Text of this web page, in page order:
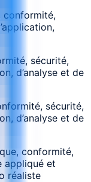
conformité,
sécurité,
d’analyse et de
sécurité,
d’analyse et de
conformité,
appliqué et
réaliste